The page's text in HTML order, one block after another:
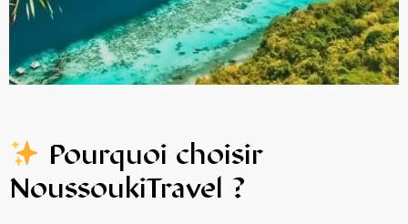
Pourquoi choisir
NoussoukiTravel ?